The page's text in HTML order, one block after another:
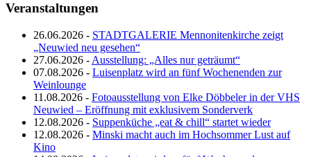
Veranstaltungen
26.06.2026 - STADTGALERIE Mennonitenkirche zeigt
„Neuwied neu gesehen“
27.06.2026 - Ausstellung: „Alles nur geträumt“
07.08.2026 - Luisenplatz wird an fünf Wochenenden zur
Weinlounge
11.08.2026 - Fotoausstellung von Elke Döbbeler in der VHS
Neuwied – Eröffnung mit exklusivem Sonderverk
12.08.2026 - Suppenküche „eat & chill“ startet wieder
12.08.2026 - Minski macht auch im Hochsommer Lust auf
Kino